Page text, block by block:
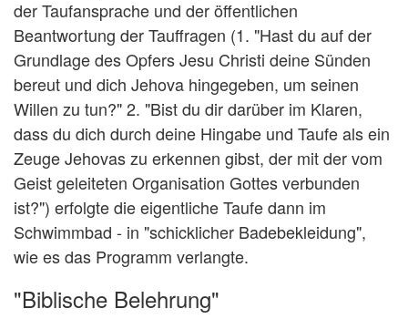
der Taufansprache und der öffentlichen
Beantwortung der Tauffragen (1. "Hast du auf der
Grundlage des Opfers Jesu Christi deine Sünden
bereut und dich Jehova hingegeben, um seinen
Willen zu tun?" 2. "Bist du dir darüber im Klaren,
dass du dich durch deine Hingabe und Taufe als ein
Zeuge Jehovas zu erkennen gibst, der mit der vom
Geist geleiteten Organisation Gottes verbunden
ist?") erfolgte die eigentliche Taufe dann im
Schwimmbad - in "schicklicher Badebekleidung",
wie es das Programm verlangte.
"Biblische Belehrung"